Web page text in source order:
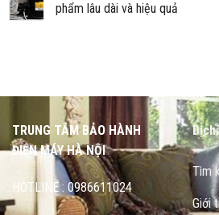
phẩm lâu dài và hiệu quả
TRUNG TÂM BẢO HÀNH
ĐIỆN MÁY HÀ NỘI
HOTLINE : 0986611024
Dịch
Tìm
Giới